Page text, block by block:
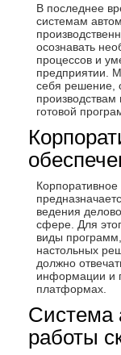
В последнее
системам
осознавать
процессов и
предприятии.
себя решение,
готовой
ведения
сфере. Для
виды
настольных
должно
информации и
платформах.
Система
работы